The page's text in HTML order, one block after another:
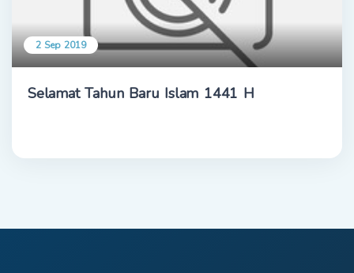
2 Sep 2019
Selamat Tahun Baru Islam 1441 H